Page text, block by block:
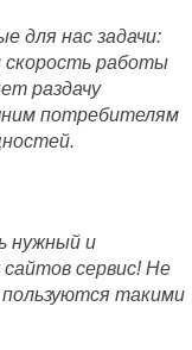
для нас задачи:
скорость работы
раздачу
потребителям
нужный и
сервис! Не
такими